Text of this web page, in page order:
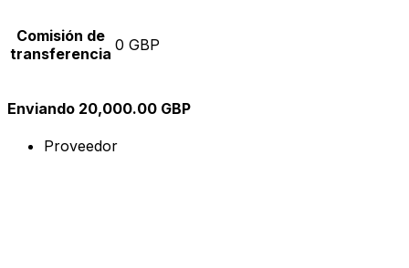
Comisión de
transferencia 0 GBP
Enviando 20,000.00 GBP
Proveedor